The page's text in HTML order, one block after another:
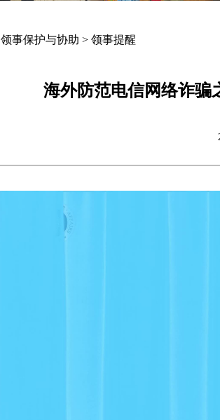
领事保护与协助 > 领事提醒
海外防范电信网络诈骗